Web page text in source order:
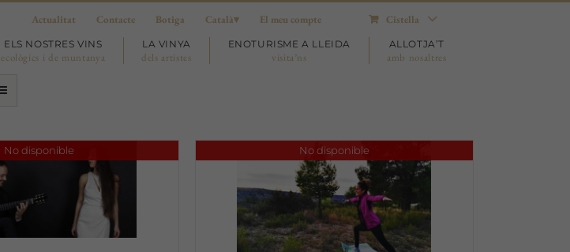
Actualitat Contacte Botiga Català El meu compte Cistella
ELS NOSTRES VINS
ecològics i de muntanya
LA VINYA
dels artistes
ENOTURISME A LLEIDA
visita’ns
ALLOTJA’T
amb nosaltres
No disponible No disponible